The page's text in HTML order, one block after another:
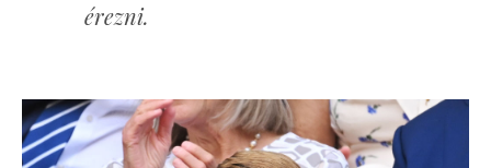
érezni.